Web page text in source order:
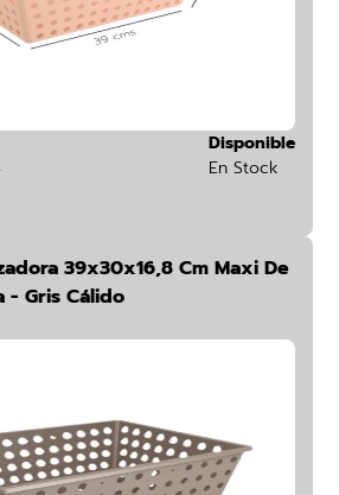
Disponible
En Stock
39x30x16,8 Cm Maxi De
- Gris Cálido